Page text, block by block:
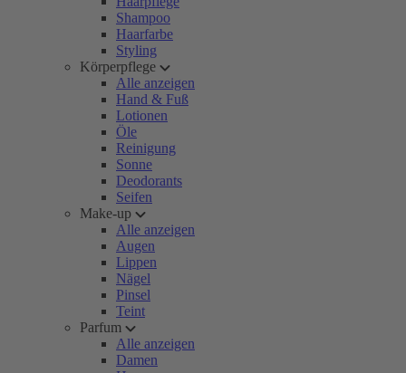
Shampoo
Haarfarbe
Styling
Körperpflege
Alle anzeigen
Hand & Fuß
Lotionen
Öle
Reinigung
Sonne
Deodorants
Seifen
Make-up
Alle anzeigen
Augen
Lippen
Nägel
Pinsel
Teint
Parfum
Alle anzeigen
Damen